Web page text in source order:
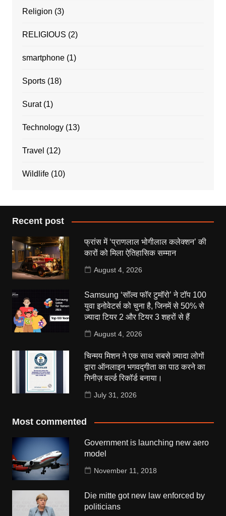
Religion (3)
RELIGIOUS (2)
smartphone(1)
Sports(18)
Surat(1)
Technology(13)
Travel (12)
Wildlife(10)
Recent post
फ्रांस में ‘प्राणलाल भोगीलाल कलेक्शन’ की
कारों को मिला ऐतिहासिक सम्मान
August 4, 2026
Samsung ‘सॉल्व फॉर टुमॉरो’ ने टॉप 100
युवा इनोवेटर्स को चुना है, जिनमें से 50% से
ज़्यादा टियर 2 और टियर 3 शहरों से हैं
August 4, 2026
चिन्मय मिशन ने एक साथ सबसे ज़्यादा लोगों
द्वारा ऑनलाइन भगवद्गीता का पाठ करने का
गिनीज़ वर्ल्ड रिकॉर्ड बनाया।
July 31, 2026
Most commented
Government is launching new aero
model
November 11, 2018
Die mitte got new law enforced by
politicians